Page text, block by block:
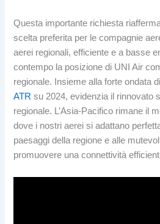
Questa importante richiesta
scelta preferita per le compagnie
aerei regionali, efficiente e a basse
contempo la posizione di UNI Air
regionale. Insieme alla forte ondata
ATR su 2024, evidenzia il rinnovato
regionale. L’Asia-Pacifico rimane il
dove i nostri aerei si adattano
paesaggi della regione e alle
promuovere una connettività